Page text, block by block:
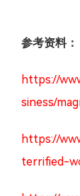
参考资料：
https://
siness/
https://
terrified-